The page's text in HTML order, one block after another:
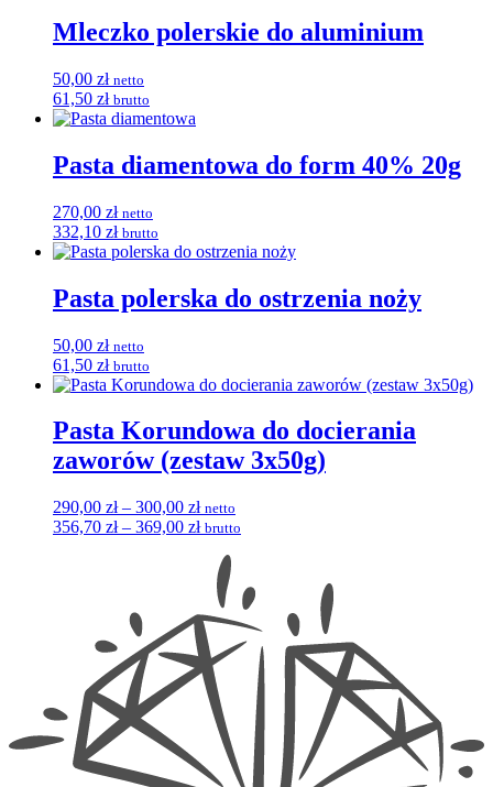
Mleczko polerskie do aluminium
50,00 zł netto
61,50 zł brutto
Pasta diamentowa do form 40% 20g
270,00 zł netto
332,10 zł brutto
Pasta polerska do ostrzenia noży
50,00 zł netto
61,50 zł brutto
Pasta Korundowa do docierania
zaworów (zestaw 3x50g)
290,00 zł – 300,00 złZakres
cen:
290,00 zł
300,00 zł
netto
356,70 zł– 369,00 zł brutto